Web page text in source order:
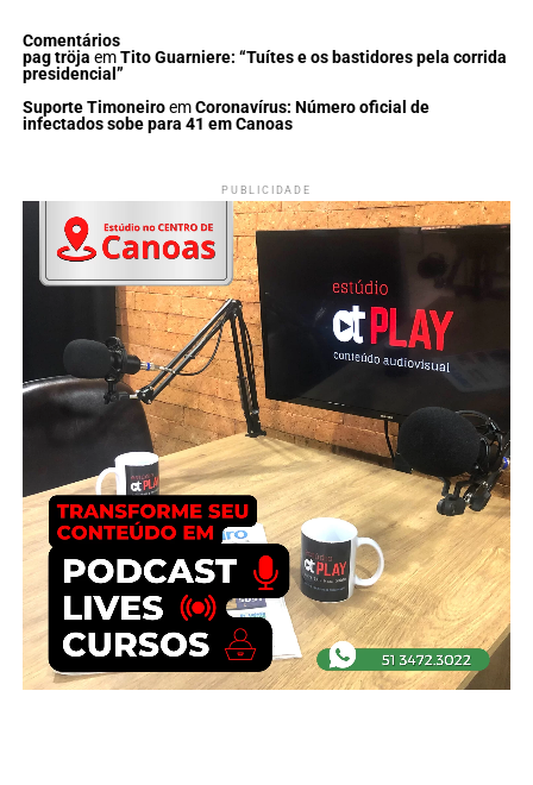
Comentários
pag tröja emTito Guarniere: “Tuítes e os bastidores pela corrida
presidencial”
Suporte TimoneiroemCoronavírus: Número oficial de
infectados sobe para 41 em Canoas
PUBLICIDADE